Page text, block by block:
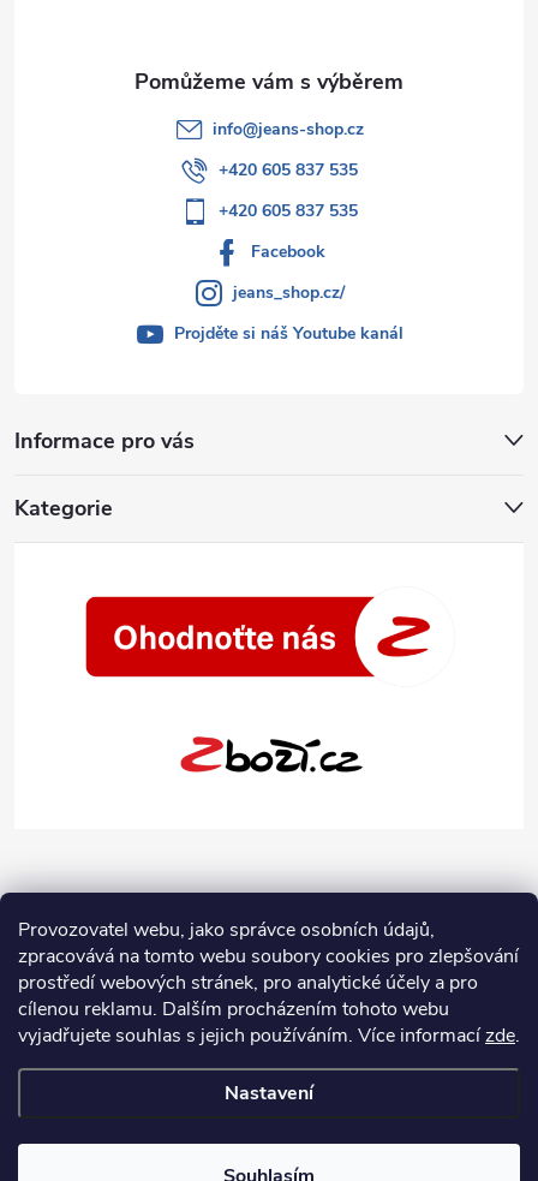
Provozovatel webu, jako správce osobních údajů,
zpracovává na tomto webu soubory cookies pro zlepšování
prostředí webových stránek, pro analytické účely a pro
cílenou reklamu. Dalším procházením tohoto webu
vyjadřujete souhlas s jejich používáním. Více informacízde.
Nastavení
Informace pro vás
Kategorie
info@jeans-shop.cz
+420 605 837 535
+420 605 837 535
Facebook
jeans_shop.cz/
Projděte si náš Youtube kanál
nastavení cookies